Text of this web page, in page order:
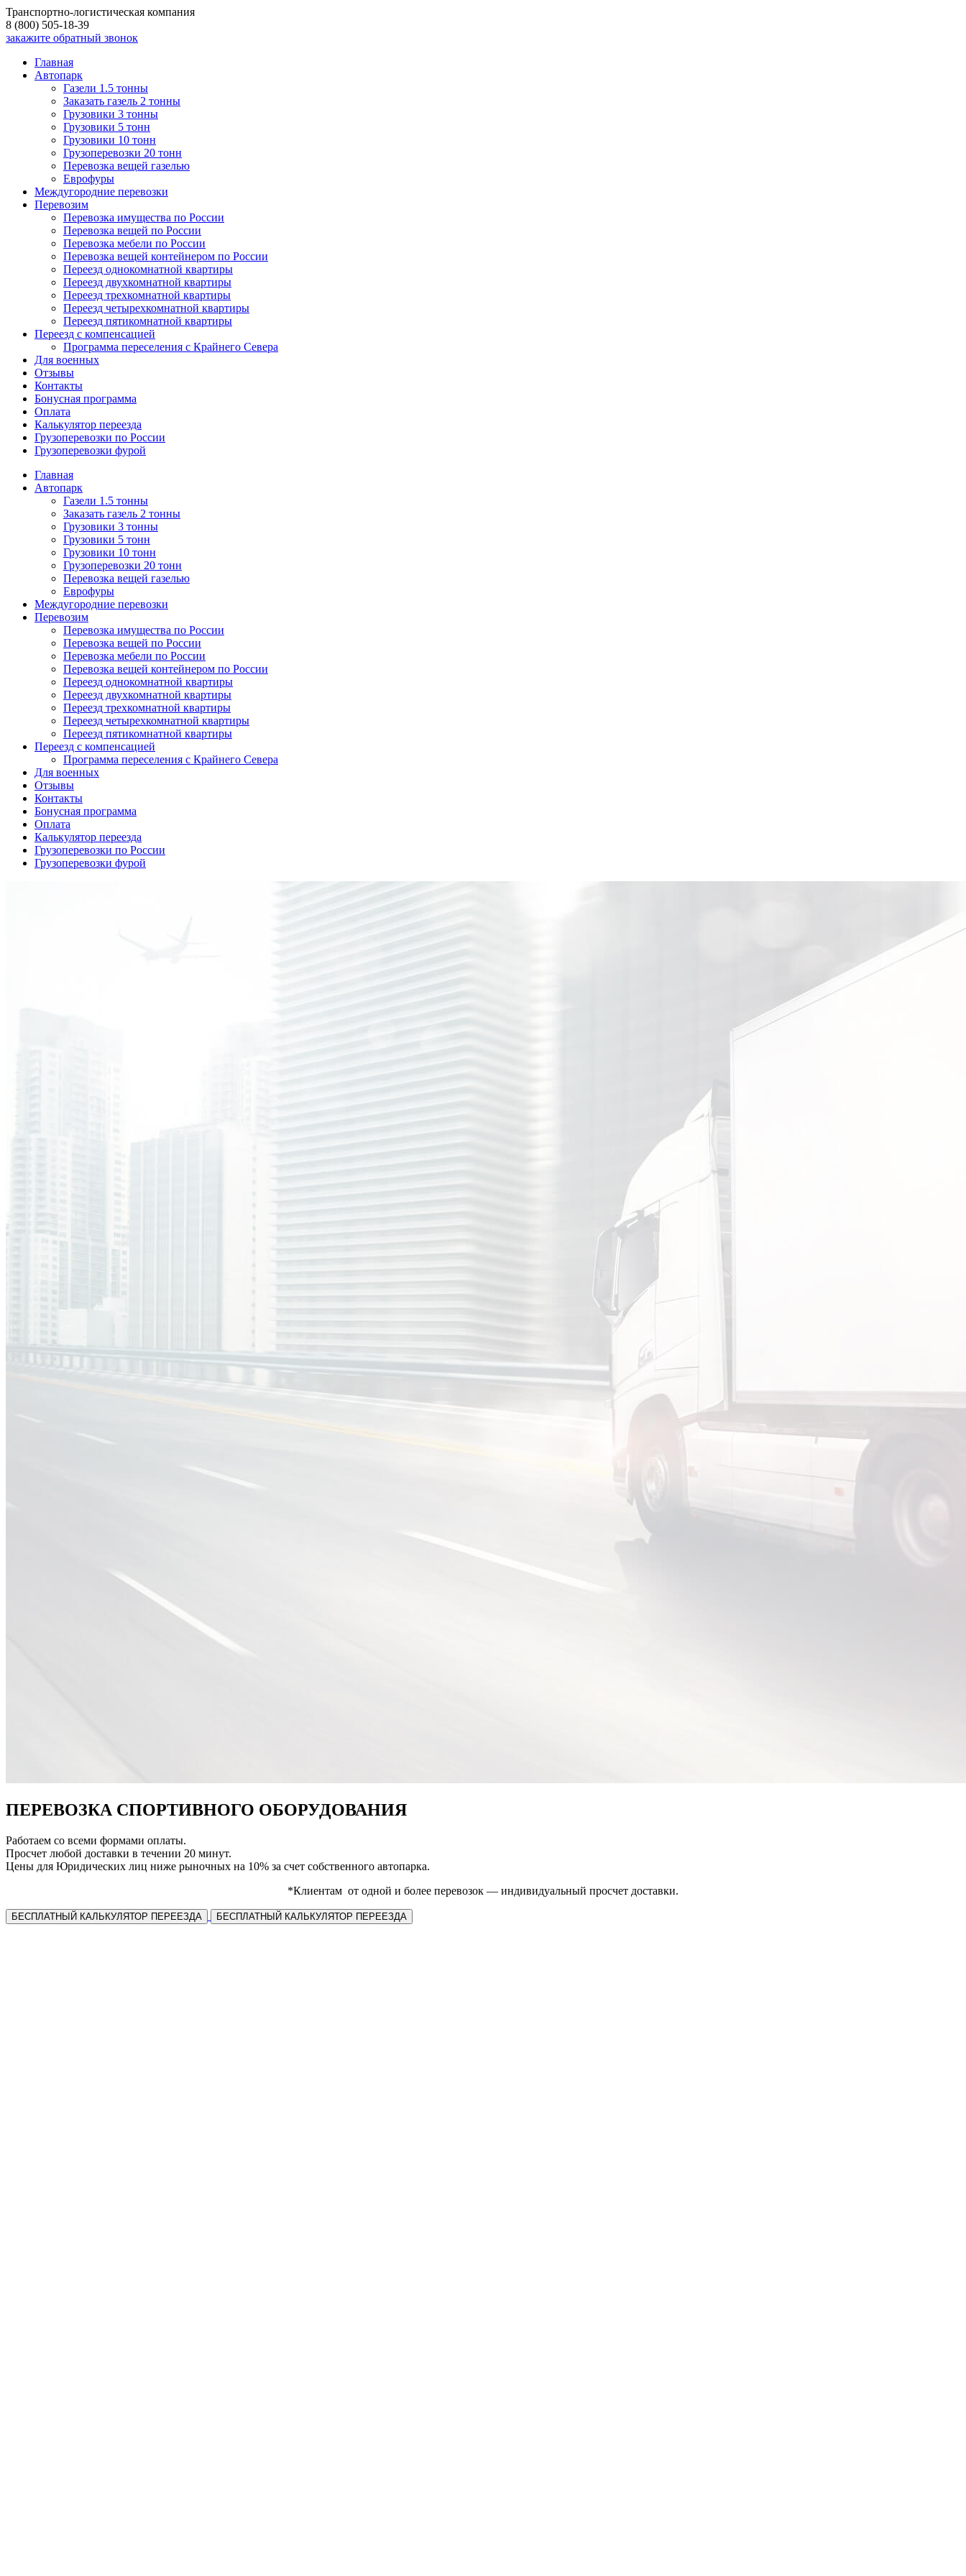
Транспортно-логистическая компания
8 (800) 505-18-39
закажите обратный звонок
Главная
Автопарк
Газели 1.5 тонны
Заказать газель 2 тонны
Грузовики 3 тонны
Грузовики 5 тонн
Грузовики 10 тонн
Грузоперевозки 20 тонн
Перевозка вещей газелью
Еврофуры
Междугородние перевозки
Перевозим
Перевозка имущества по России
Перевозка вещей по России
Перевозка мебели по России
Перевозка вещей контейнером по России
Переезд однокомнатной квартиры
Переезд двухкомнатной квартиры
Переезд трехкомнатной квартиры
Переезд четырехкомнатной квартиры
Переезд пятикомнатной квартиры
Переезд с компенсацией
Программа переселения с Крайнего Севера
Для военных
Отзывы
Контакты
Бонусная программа
Оплата
Калькулятор переезда
Грузоперевозки по России
Грузоперевозки фурой
Главная
Автопарк
Газели 1.5 тонны
Заказать газель 2 тонны
Грузовики 3 тонны
Грузовики 5 тонн
Грузовики 10 тонн
Грузоперевозки 20 тонн
Перевозка вещей газелью
Еврофуры
Междугородние перевозки
Перевозим
Перевозка имущества по России
Перевозка вещей по России
Перевозка мебели по России
Перевозка вещей контейнером по России
Переезд однокомнатной квартиры
Переезд двухкомнатной квартиры
Переезд трехкомнатной квартиры
Переезд четырехкомнатной квартиры
Переезд пятикомнатной квартиры
Переезд с компенсацией
Программа переселения с Крайнего Севера
Для военных
Отзывы
Контакты
Бонусная программа
Оплата
Калькулятор переезда
Грузоперевозки по России
Грузоперевозки фурой
ПЕРЕВОЗКА СПОРТИВНОГО ОБОРУДОВАНИЯ
Работаем со всеми формами оплаты.
Просчет любой доставки в течении 20 минут.
Цены для Юридических лиц ниже рыночных на 10% за счет собственного автопарка.
*Клиентам от одной и более перевозок — индивидуальный просчет доставки.
БЕСПЛАТНЫЙ КАЛЬКУЛЯТОР ПЕРЕЕЗДА БЕСПЛАТНЫЙ КАЛЬКУЛЯТОР ПЕРЕЕЗДА